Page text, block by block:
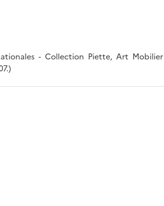
- Collection Piette, Art Mobilier